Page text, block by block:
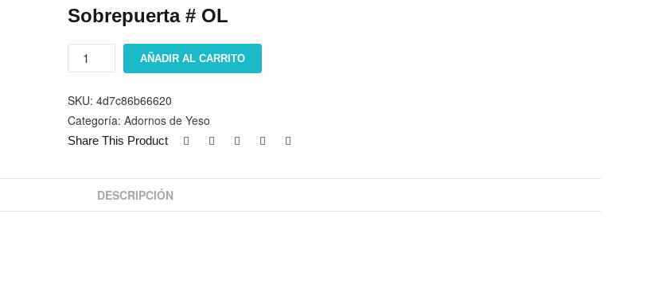
Sobrepuerta # OL
Sobrepuerta
cantidad
AÑADIR AL CARRITO
SKU: 4d7c86b66620
Categoría: Adornos de Yeso
Share This Product
DESCRIPCIÓN